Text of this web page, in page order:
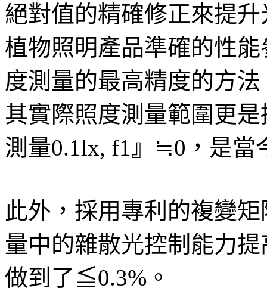
絕對值的精確修正來提
植物照明產品準確的性
度測量的最高精度的方
其實際照度測量範圍更
測量0.1lx, f1』≒0，是當
此外，採用專利的複變
量中的雜散光控制能力
做到了≦0.3%。